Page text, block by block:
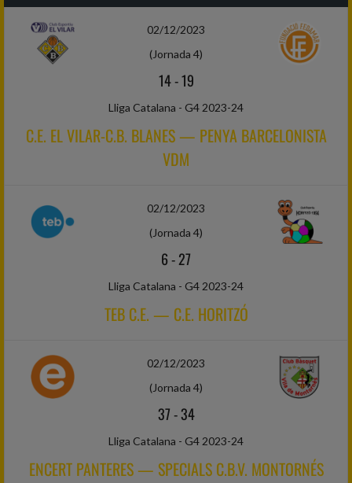
02/12/2023
(Jornada 4)
14-19
Lliga Catalana - G4 2023-24
C.E. EL VILAR-C.B. BLANES — PENYA BARCELONISTA
VDM
02/12/2023
(Jornada 4)
6-27
Lliga Catalana - G4 2023-24
TEB C.E. — C.E. HORITZÓ
02/12/2023
(Jornada 4)
37-34
Lliga Catalana - G4 2023-24
ENCERT PANTERES — SPECIALS C.B.V. MONTORNÉS